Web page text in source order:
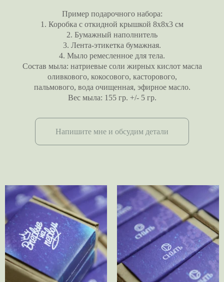
Пример подарочного набора:
1. Коробка с откидной крышкой 8x8x3 см
2. Бумажный наполнитель
3. Лента-этикетка бумажная.
4. Мыло ремесленное для тела.
Состав мыла: натриевые соли жирных кислот масла
оливкового, кокосового, касторового,
пальмового, вода очищенная, эфирное масло.
Вес мыла: 155 гр. +/- 5 гр.
Напишите мне и обсудим детали